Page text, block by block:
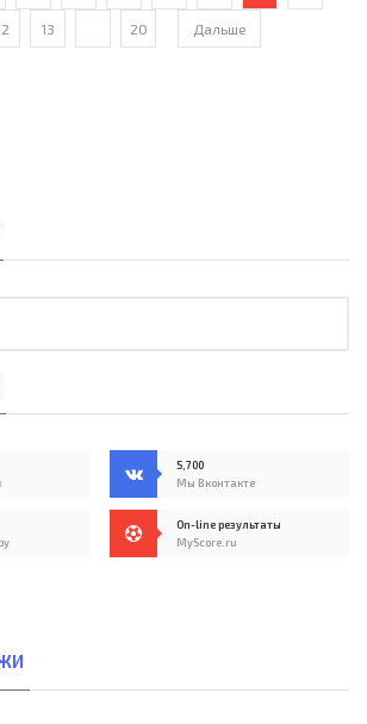
13 20 Дальше
5,700
Мы Вконтакте
On-line результаты
MyScore.ru